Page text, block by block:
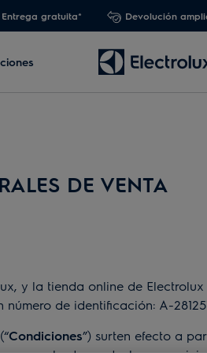
Entrega gratuita* Devolución
DE VENTA
la tienda online de Electrolux
de identificación: A-
Condiciones”) surten efecto a